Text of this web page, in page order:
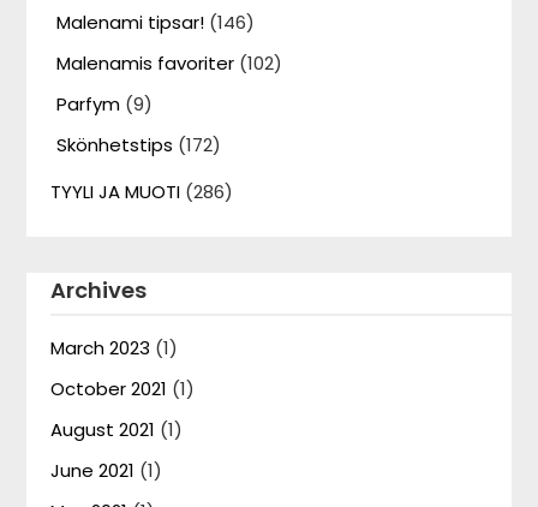
Malenami tipsar! (146)
Malenamis favoriter (102)
Parfym (9)
Skönhetstips (172)
TYYLI JA MUOTI (286)
Archives
March 2023 (1)
October 2021 (1)
August 2021 (1)
June 2021 (1)